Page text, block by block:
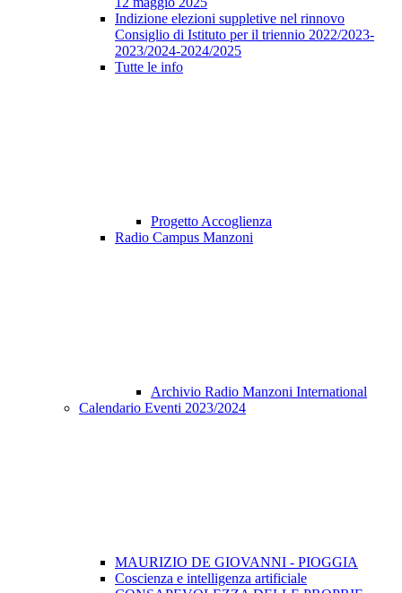
Indizione elezioni suppletive nel rinnovo
Consiglio di Istituto per il triennio 2022/2023-
2023/2024-2024/2025
Tutte le info
Progetto Accoglienza
Radio Campus Manzoni
Archivio Radio Manzoni International
Calendario Eventi 2023/2024
MAURIZIO DE GIOVANNI - PIOGGIA
Coscienza e intelligenza artificiale